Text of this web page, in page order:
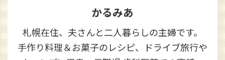
かるみあ
札幌在住、夫さんと二人暮らしの主婦です。
手作り料理＆お菓子のレシピ、ドライブ旅行や